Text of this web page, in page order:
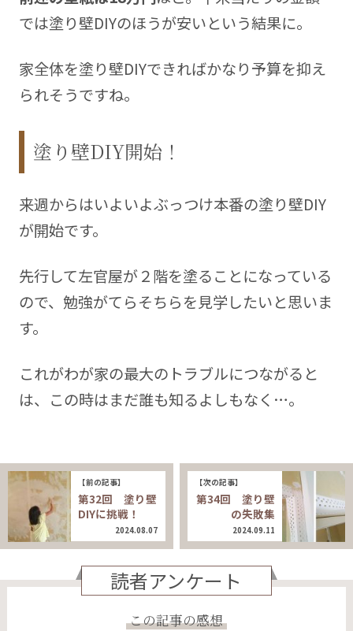
では塗り壁DIYのほうが安いという結果に。
家全体を塗り壁DIYできればかなり予算を抑え
られそうですね。
塗り壁DIY開始！
来週からはいよいよぶっつけ本番の塗り壁DIY
が開始です。
先行して左官屋が２階を塗ることになっている
ので、勉強がてらそちらを見学したいと思いま
す。
これがわが家の最大のトラブルにつながると
は、この時はまだ誰も知るよしもなく…。
【前の記事】
第32回 塗り壁
DIYに挑戦！
2024.08.07
【次の記事】
第34回 塗り壁
の失敗集
2024.09.11
読者アンケート
この記事の感想